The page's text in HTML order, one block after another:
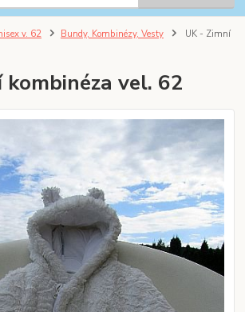
v. 62 Bundy, Kombinézy, Vesty
UK - Zimní
vel. 62